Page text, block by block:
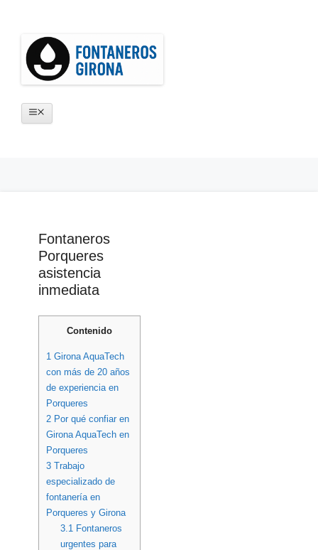
Fontaneros
Porqueres
asistencia
inmediata
Contenido
1 Girona AquaTech
con más de 20 años
de experiencia en
Porqueres
2 Por qué confiar en
Girona AquaTech en
Porqueres
3 Trabajo
especializado de
fontanería en
Porqueres y Girona
3.1 Fontaneros
urgentes para